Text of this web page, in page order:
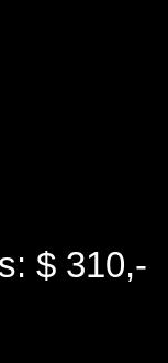
$ 310,-